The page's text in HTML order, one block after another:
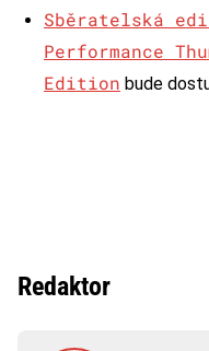
Sběratelská
Performance
Edition bude
Redaktor